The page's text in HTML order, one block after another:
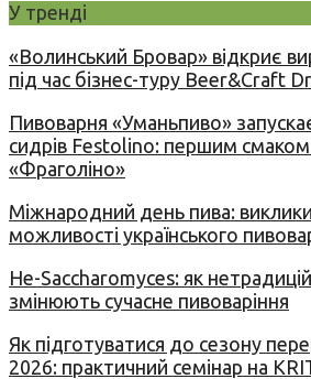
У тренді
«Волинський Бровар» відкриє
під час бізнес-туру Beer&Craft
Пивоварня «Уманьпиво»
сидрів Festolino: першим смаком
«Фраголіно»
Міжнародний день пива: виклики
можливості українського
Не-Saccharomyces: як
змінюють сучасне пивоваріння
Як підготуватися до сезону
2026: практичний семінар на